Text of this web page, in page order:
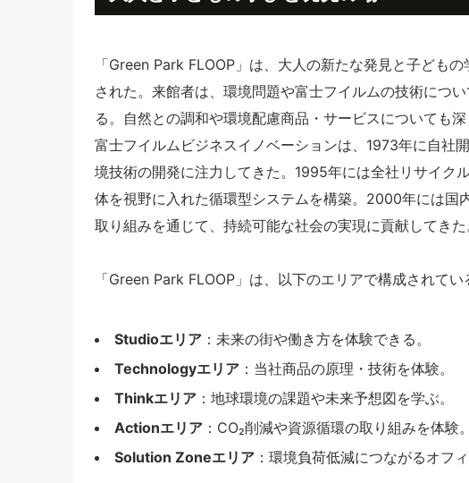
「Green Park FLOOP」は、大人の新たな発見と子ども
された。来館者は、環境問題や富士フイルムの技術につ
る。自然との調和や環境配慮商品・サービスについても
富士フイルムビジネスイノベーションは、1973年に自社
境技術の開発に注力してきた。1995年には全社リサイク
体を視野に入れた循環型システムを構築。2000年には国
取り組みを通じて、持続可能な社会の実現に貢献してきた
「Green Park FLOOP」は、以下のエリアで構成されてい
Studioエリア ：未来の街や働き方を体験できる。
Technologyエリア ：当社商品の原理・技術を体験。
Thinkエリア ：地球環境の課題や未来予想図を学ぶ。
Actionエリア ：CO₂削減や資源循環の取り組みを体験。
Solution Zoneエリア ：環境負荷低減につながるオフ